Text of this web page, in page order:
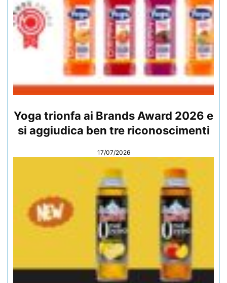
Yoga trionfa ai Brands Award 2026 e
si aggiudica ben tre riconoscimenti
17/07/2026